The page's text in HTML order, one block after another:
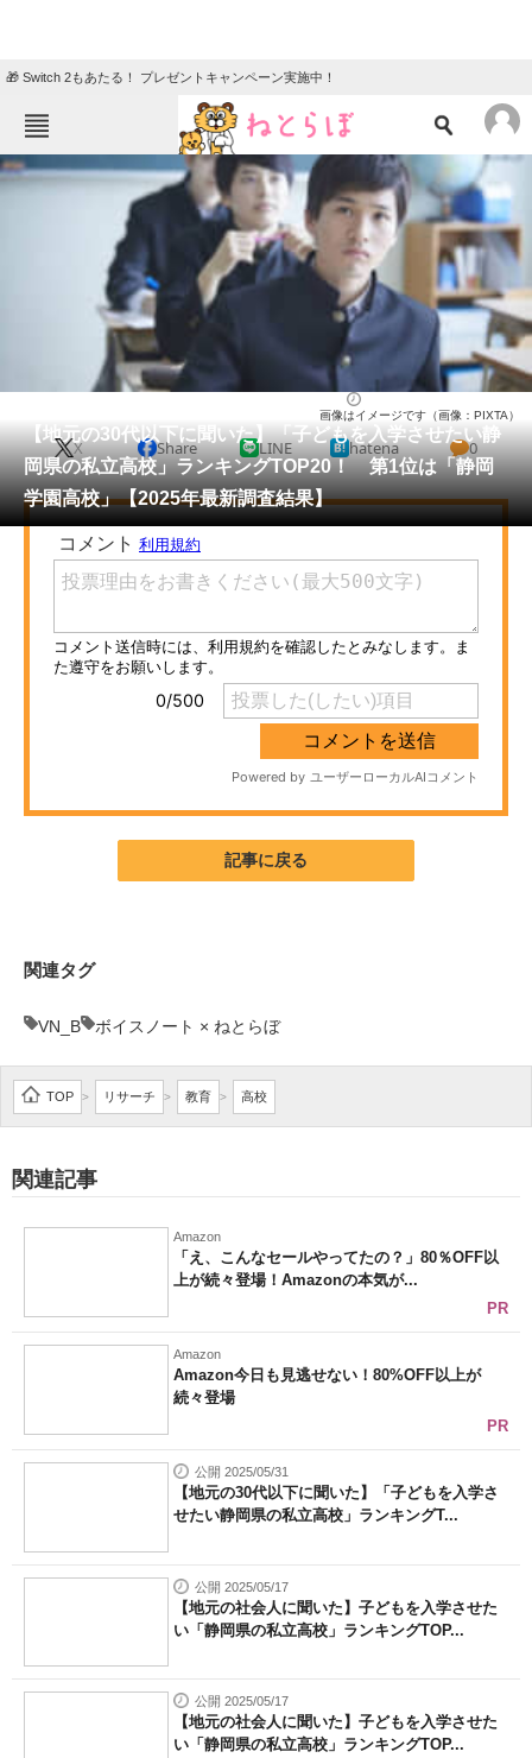
🎁 Switch 2もあたる！ プレゼントキャンペーン実施中！
ニュース
クイズ
リサーチ
会員記事
メディア
注目記事を集めた総合ページ
ITの今と未来を見通す
スマホと通信の最新トレンド
進化するPCとデバイスの未来
AI活用のいまが分かる
企業向けIT製品の総合サイト
製造業のIT導入・活用を支援
モノづくり技術者専門サイト
電子設計の基本と応用
エネルギーの専門メディア
建設×テクノロジーの最前線
ちょっと気になるネットの話題
【地元の30代以下に聞いた】「子どもを入学させたい静
岡県の私立高校」ランキングTOP20！ 第1位は「静岡
学園高校」【2025年最新調査結果】
画像はイメージです（画像：PIXTA）
X Share LINE hatena 0
記事に戻る
関連タグ
VN_B ボイスノート × ねとらぼ
TOP > リサーチ > 教育 > 高校
関連記事
Amazon
「え、こんなセールやってたの？」80％OFF以
上が続々登場！Amazonの本気が...
PR
Amazon
Amazon今日も見逃せない！80%OFF以上が
続々登場
PR
公開 2025/05/31
【地元の30代以下に聞いた】「子どもを入学さ
せたい静岡県の私立高校」ランキングT...
公開 2025/05/17
【地元の社会人に聞いた】子どもを入学させた
い「静岡県の私立高校」ランキングTOP...
公開 2025/05/17
【地元の社会人に聞いた】子どもを入学させた
い「静岡県の私立高校」ランキングTOP...